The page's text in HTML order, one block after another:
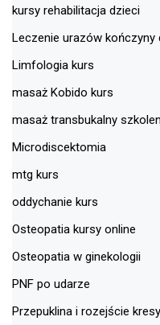
kursy rehabilitacja dzieci
Leczenie urazów kończyny
Limfologia kurs
masaż Kobido kurs
masaż transbukalny
Microdiscektomia
mtg kurs
oddychanie kurs
Osteopatia kursy online
Osteopatia w ginekologii
PNF po udarze
Przepuklina i rozejście kresy